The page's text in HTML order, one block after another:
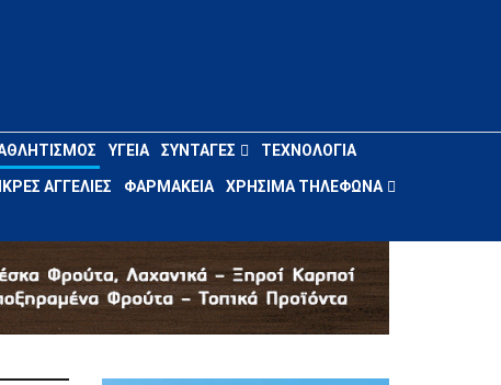
ΥΓΕΊΑ ΣΥΝΤΑΓΈΣ ΤΕΧΝΟΛΟΓΊΑ
ΑΓΓΕΛΊΕΣ ΦΑΡΜΑΚΕΊΑ ΧΡΉΣΙΜΑ ΤΗΛΈΦΩΝΑ